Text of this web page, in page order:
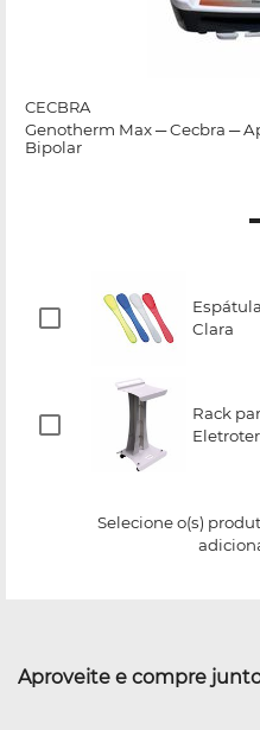
CECBRA
Genotherm Max ─ Cecbra ─
Bipolar
Clara
Rack
Selecione o(s)
Aproveite e compre